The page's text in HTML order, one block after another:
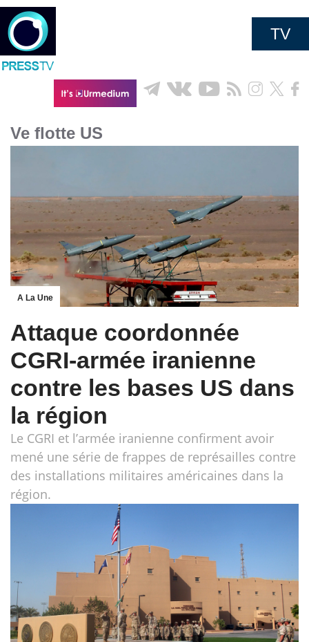
TV
Ve flotte US
A La Une
Attaque coordonnée
CGRI-armée iranienne
contre les bases US dans
la région
Le CGRI et l’armée iranienne confirment avoir
mené une série de frappes de représailles contre
des installations militaires américaines dans la
région.